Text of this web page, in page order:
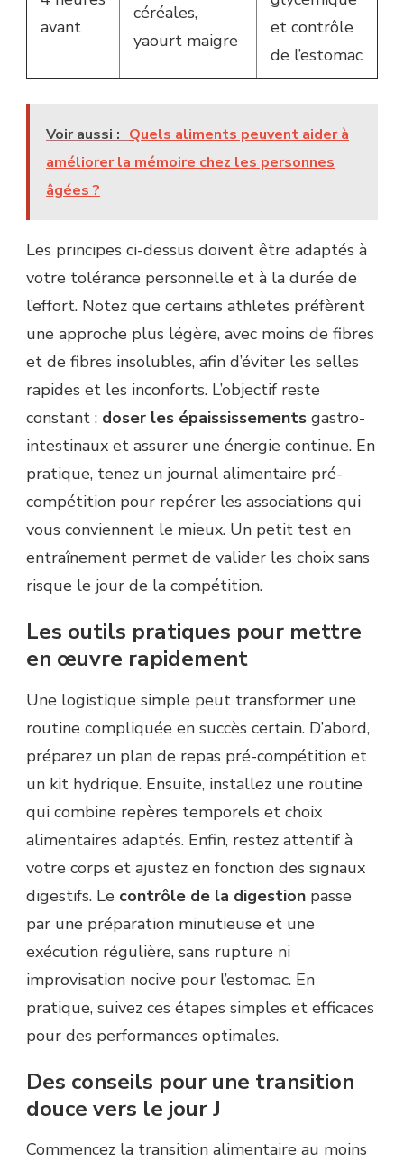
avant
céréales,
yaourt maigre
et contrôle
de l’estomac
Voir aussi : Quels aliments peuvent aider à
améliorer la mémoire chez les personnes
âgées ?
Les principes ci-dessus doivent être adaptés à
votre tolérance personnelle et à la durée de
l’effort. Notez que certains athletes préfèrent
une approche plus légère, avec moins de fibres
et de fibres insolubles, afin d’éviter les selles
rapides et les inconforts. L’objectif reste
constant : doser les épaississements gastro-
intestinaux et assurer une énergie continue. En
pratique, tenez un journal alimentaire pré-
compétition pour repérer les associations qui
vous conviennent le mieux. Un petit test en
entraînement permet de valider les choix sans
risque le jour de la compétition.
Les outils pratiques pour mettre
en œuvre rapidement
Une logistique simple peut transformer une
routine compliquée en succès certain. D’abord,
préparez un plan de repas pré-compétition et
un kit hydrique. Ensuite, installez une routine
qui combine repères temporels et choix
alimentaires adaptés. Enfin, restez attentif à
votre corps et ajustez en fonction des signaux
digestifs. Le contrôle de la digestion passe
par une préparation minutieuse et une
exécution régulière, sans rupture ni
improvisation nocive pour l’estomac. En
pratique, suivez ces étapes simples et efficaces
pour des performances optimales.
Des conseils pour une transition
douce vers le jour J
Commencez la transition alimentaire au moins